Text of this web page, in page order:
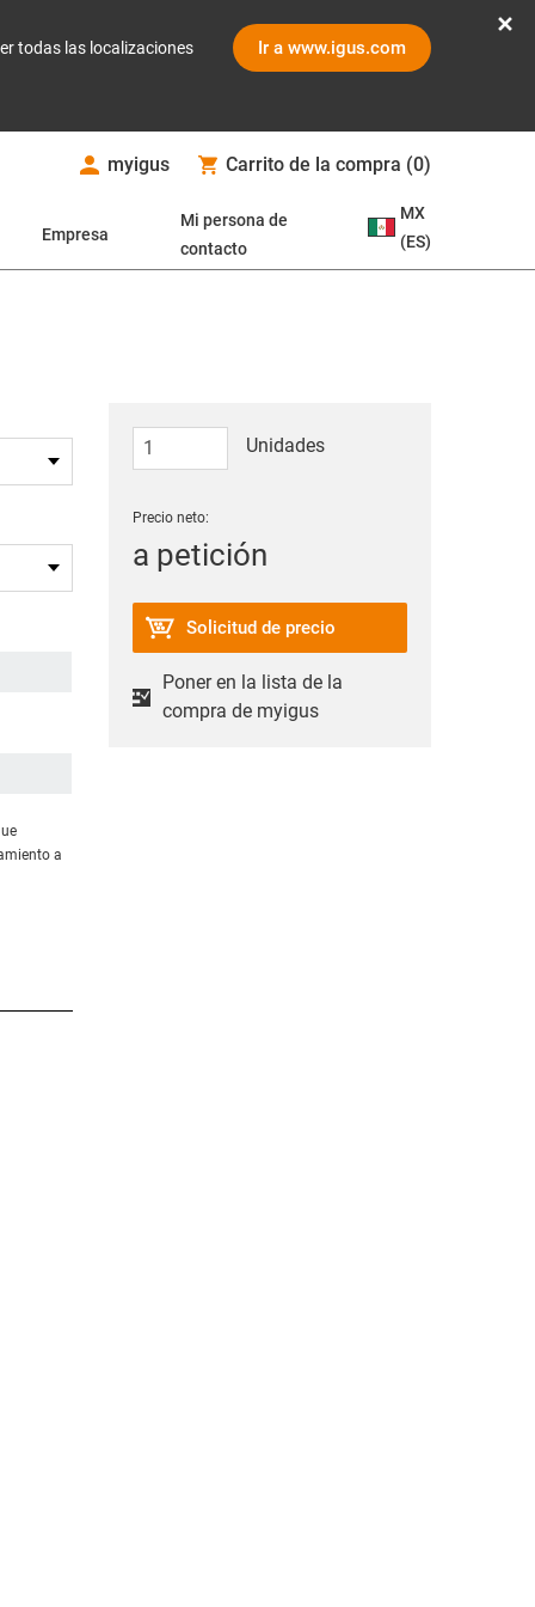
todas las localizaciones Ir a www.igus.com
myigus Carrito de la compra (0)
Empresa
Mi persona de
contacto
MX
(ES)
a
Unidades
Precio neto:
a petición
Solicitud de precio
Poner en la lista de la
compra de myigus